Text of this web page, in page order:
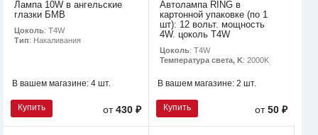
Лампа 10W в ангельские
глазки БМВ
Цоколь: T4W
Тип: Накаливания
В вашем магазине: 4 шт.
Купить от430 ₽
Автолампа RING в
картонной упаковке (по 1
шт): 12 вольт. мощность
4W. цоколь T4W
Цоколь: T4W
Температура света, K: 2000K
В вашем магазине: 2 шт.
Купить от50 ₽